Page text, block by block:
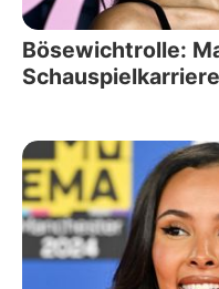
Bösewichtrolle:
Schauspielkarriere